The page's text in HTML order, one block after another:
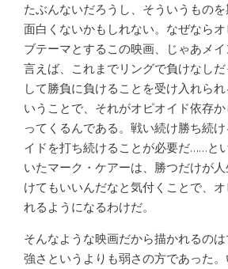
たぶんないだろうし、そういうもの
面白くないかもしれない。なぜなら
ブテーマとするこの映画、じゃあメ
言えば、これまでリングで負けなし
して勝負に負けることを受け入れら
いうことで、それがオピオイド依存
ってくるんである。戦い続け勝ち続
イドを打ち続けることが必要だ……と
いたマーク・ケアーは、勝つだけが
けてもいいんだなと気付くことで、
れるようになるわけだ。
そんなような映画だから描かれるの
強さというよりも弱さの方であった